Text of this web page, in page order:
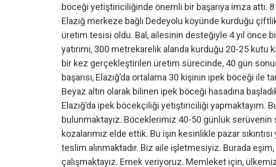
böceği yetiştiriciliğinde önemli bir başarıya imza attı. 8
Elazığ merkeze bağlı Dedeyolu köyünde kurduğu
üretim tesisi oldu. Bal, ailesinin desteğiyle 4 yıl önce
yatırımı, 300 metrekarelik alanda kurduğu 20-25
bir kez gerçekleştirilen üretim sürecinde, 40 gün
başarısı, Elazığ’da ortalama 30 kişinin ipek böceği ile
Beyaz altın olarak bilinen ipek böceği hasadına
Elazığ’da ipek böcekçiliği yetiştiriciliği yapmaktayım.
bulunmaktayız. Böceklerimiz 40-50 günlük serüvenin
kozalarımız elde ettik. Bu işin kesinlikle pazar
teslim alınmaktadır. Biz aile işletmesiyiz. Burada
çalışmaktayız. Emek veriyoruz. Memleket için,